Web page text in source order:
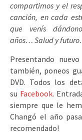
compartimos y el
canción, en cada
que venís
años… Salud y
Presentando
también, poneos
DVD. Todos los
su Facebook.
siempre que le
Changó el año
recomendado!